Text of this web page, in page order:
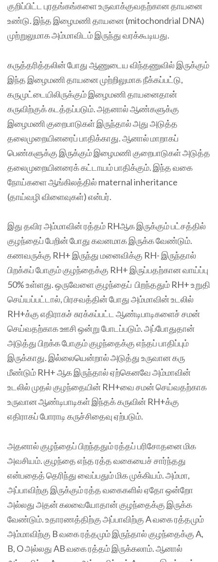
குறிப்பிட்ட புரதங்கங்களை உருவாக்குவதற்கான தாயனை
உண்டு. இந்த இழைமணி தாயனை (mitochondrial DNA)
முற்றுலுமாக அம்மாவிடம் இருந்து வரக்கூடியது.
கருத்தரித்தலின் போது ஆணுடைய விந்தணுவில் இருக்கும்
இந்த இழைமணி தாயனை முற்றிலுமாக நீக்கப்பட்டு,
கருமுட்டையிலிருக்கும் இழைமணி தாயனைதான்
கருவிற்குக் கடத்தப்படும்‌. அதனால் ஆண்களுக்கு
இழைமணி குறைபாடுகள் இருந்தால் அது அடுத்த
தலைமுறையினரைப் பாதிக்காது‌. ஆனால் மாறாகப்
பெண்களுக்கு இருக்கும் இழைமணி குறைபாடுகள் அடுத்த
தலைமுறையினரைக் கட்டாயம் பாதிக்கும். இந்த வகை
நோய்களை ஆங்கிலத்தில் maternal inheritance
(தாய்வழி விளைவுகள்) என்பர்.
இது தவிர அம்மாவின் ரத்தம் RHஆக இருக்கும் பட்சத்தில்
குழந்தைப் பேறின் போது கவனமாக இருக்க வேண்டும்.
கணவருக்கு RH+ இருந்து மனைவிக்கு RH- இருந்தால்
பிறக்கப் போகும் குழந்தைக்கு RH+ இருப்பதற்கான வாய்ப்பு
50% உள்ளது. ஒருவேளை குழந்தைப் பிறந்ததும் RH+ உறுதி
செய்யப்பட்டால், பிரசவத்தின் போது அம்மாவின் உடலில்
RH+க்கு எதிராகச் சுரக்கப்பட்ட ஆண்டிபாடிகளைச் சமன்
செய்வதற்காக ஊசி ஒன்று போடப்படும். அப்போதுதான்
அடுத்து பிறக்க போகும் குழந்தைக்கு எந்தப் பாதிப்பும்
இருக்காது. இல்லையென்றால் அடுத்து உருவான கரு
மீண்டும் RH+ ஆக இருந்தால் ஏற்கெனவே அம்மாவின்
உடலில் முதல் குழந்தையின் RH+வை சமன் செய்வதற்காக
உருவான ஆண்டிபாடிகள் இந்தக் கருவின் RH+க்கு
எதிராகப் போராடி கருச்சிதைவு ஏற்படும்.
அதனால் குழந்தைப் பிறந்ததும் ரத்தப் பரிசோதனை மிக
அவசியம். குழந்தை எந்த ரத்த வகையைச் சார்ந்தது
என்பதைத் தெரிந்து வைப்பதும் மிக முக்கியம். அம்மா,
அப்பாவிற்கு இருக்கும் ரத்த வகைகளில் ஏதோ ஒன்றோ
அல்லது அதன் கலவையோதான் குழந்தைக்கு இருக்க
வேண்டும். உதாரணத்திற்கு அப்பாவிற்கு A வகை ரத்தமும்
அம்மாவிற்கு B வகை ரத்தமும் இருந்தால் குழந்தைக்கு A,
B, O அல்லது AB வகை ரத்தம் இருக்கலாம். ஆனால்